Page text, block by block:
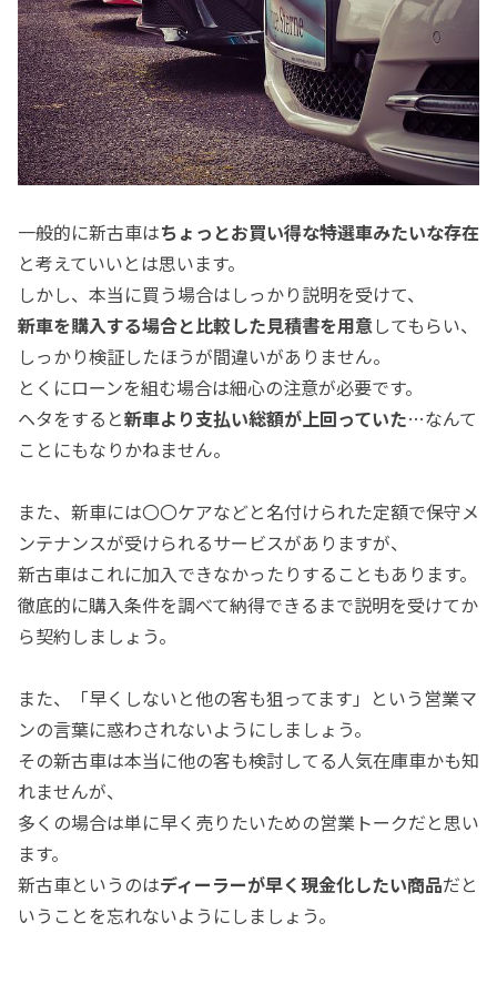
一般的に新古車はちょっとお買い得な特選車みたいな存在
と考えていいとは思います。
しかし、本当に買う場合はしっかり説明を受けて、
新車を購入する場合と比較した見積書を用意してもらい、
しっかり検証したほうが間違いがありません。
とくにローンを組む場合は細心の注意が必要です。
ヘタをすると新車より支払い総額が上回っていた…なんて
ことにもなりかねません。
また、新車には〇〇ケアなどと名付けられた定額で保守メ
ンテナンスが受けられるサービスがありますが、
新古車はこれに加入できなかったりすることもあります。
徹底的に購入条件を調べて納得できるまで説明を受けてか
ら契約しましょう。
また、「早くしないと他の客も狙ってます」という営業マ
ンの言葉に惑わされないようにしましょう。
その新古車は本当に他の客も検討してる人気在庫車かも知
れませんが、
多くの場合は単に早く売りたいための営業トークだと思い
ます。
新古車というのはディーラーが早く現金化したい商品だと
いうことを忘れないようにしましょう。